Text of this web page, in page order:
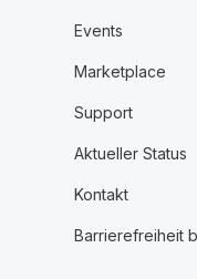
Events
Marketplace
Support
Aktueller Status
Kontakt
Barrierefreiheit